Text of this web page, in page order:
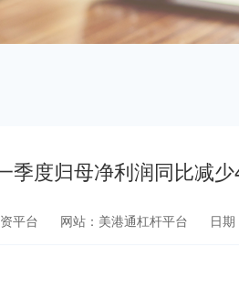
季度归母净利润同比减
平台 网站：美港通杠杆平台 日